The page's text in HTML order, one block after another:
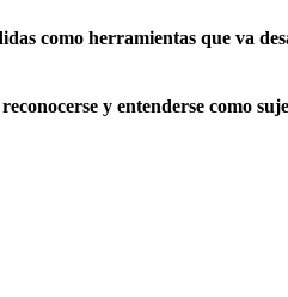
como herramientas que va
y entenderse como